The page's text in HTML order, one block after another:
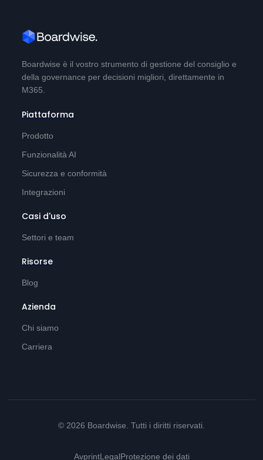
Boardwise è il vostro strumento di gestione del consiglio e
della governance per decisioni migliori, direttamente in
M365.
Piattaforma
Prodotto
Funzionalità AI
Sicurezza e conformità
Integrazioni
Casi d'uso
Settori e team
Risorse
Blog
Azienda
Chi siamo
Carriera
© 2026 Boardwise. Tutti i diritti riservati.
AvprintLegalProtezione dei dati